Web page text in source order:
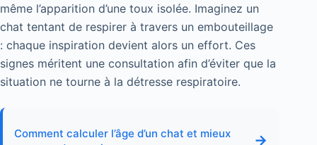
même l’apparition d’une toux isolée. Imaginez un
chat tentant de respirer à travers un embouteillage
: chaque inspiration devient alors un effort. Ces
signes méritent une consultation afin d’éviter que la
situation ne tourne à la détresse respiratoire.
Comment calculer l’âge d’un chat et mieux
→